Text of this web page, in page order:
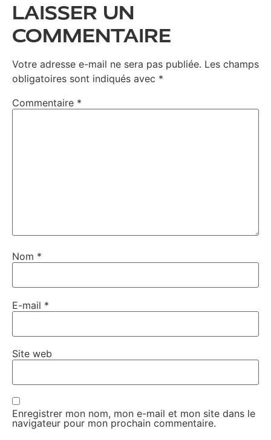
LAISSER UN
COMMENTAIRE
Votre adresse e-mail ne sera pas publiée. Les champs
obligatoires sont indiqués avec *
Commentaire *
Nom *
E-mail *
Site web
Enregistrer mon nom, mon e-mail et mon site dans le
navigateur pour mon prochain commentaire.